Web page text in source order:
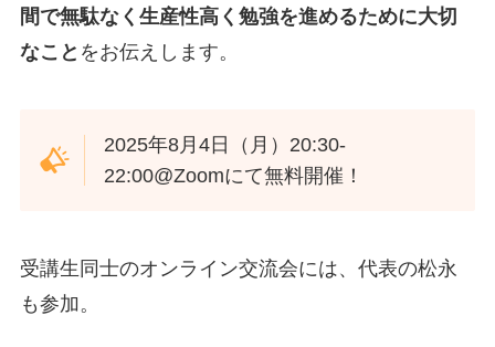
間で無駄なく生産性高く勉強を進めるために大切
なこと をお伝えします。
2025年8月4日（月）20:30-
22:00@Zoomにて無料開催！
受講生同士のオンライン交流会には、代表の松永
も参加。